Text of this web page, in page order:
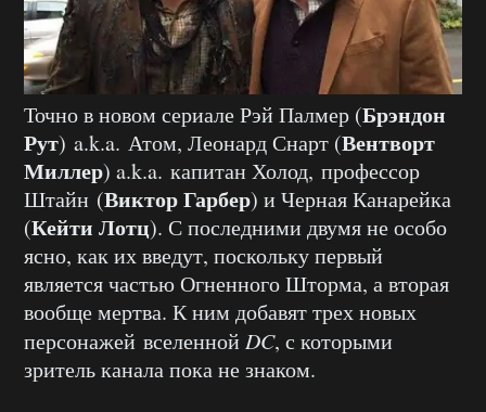
Точно в новом сериале Рэй Палмер (Брэндон
Рут) a.k.a. Атом, Леонард Снарт (Вентворт
Миллер) a.k.a. капитан Холод, профессор
Штайн (Виктор Гарбер) и Черная Канарейка
(Кейти Лотц). С последними двумя не особо
ясно, как их введут, поскольку первый
является частью Огненного Шторма, а вторая
вообще мертва. К ним добавят трех новых
персонажей вселенной DC, с которыми
зритель канала пока не знаком.